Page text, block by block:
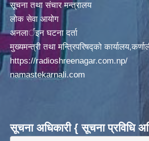
सूचना तथा संचार मन्त्रालय
लोक सेवा आयोग
अनलार्इन घटना दर्ता
मुख्यमन्त्री तथा मन्त्रिपरिषद्को
https://radioshreenagar.com.np/
namastekarnali.com
सूचना अधिकारी { सूचना प्रविधि